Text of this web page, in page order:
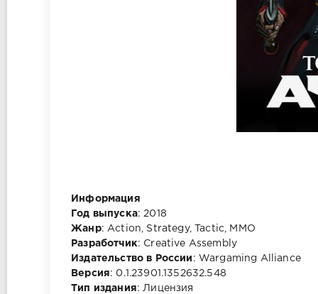
Информация
Год выпуска: 2018
Жанр: Action, Strategy, Tactic, MMO
Разработчик: Creative Assembly
Издательство в России : Wargaming Alliance
Версия: 0.1.23901.1352632.548
Тип издания: Лицензия